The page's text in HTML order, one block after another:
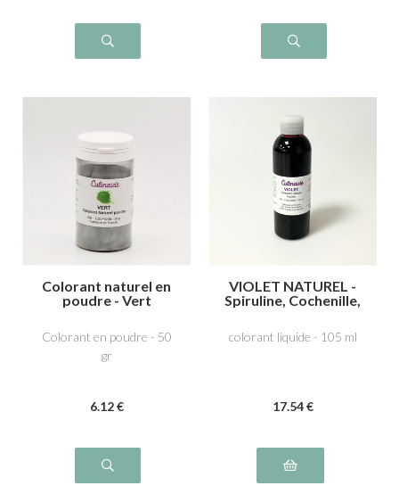
Colorant naturel en
poudre - Vert
Colorant en poudre - 50
gr
6.12 €
VIOLET NATUREL -
Spiruline, Cochenille,
colorant liquide - 105 ml
17.54 €